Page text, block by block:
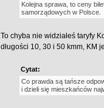
Kolejna sprawa, to ceny
samorządowych w Polsce.
To chyba nie widziałeś taryfy
długości 10, 30 i 50 kmm, KM
Cytat:
Co prawda są tańsze
i dzieli się mieszkańców